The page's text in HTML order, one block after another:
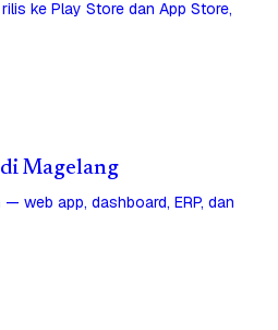
ke Play Store dan App Store,
Magelang
web app, dashboard, ERP, dan